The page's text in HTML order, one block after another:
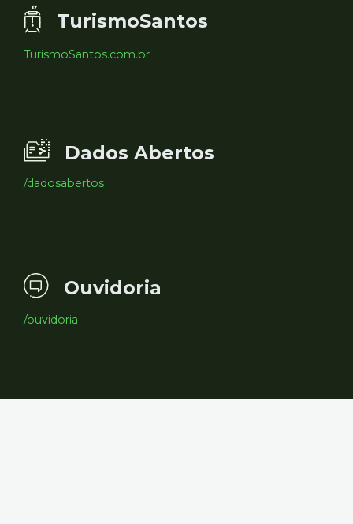
TurismoSantos
TurismoSantos.com.br
Dados Abertos
/dadosabertos
Ouvidoria
/ouvidoria